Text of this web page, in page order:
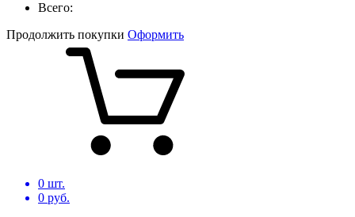
Всего:
Продолжить покупки Оформить
0 шт.
0 руб.